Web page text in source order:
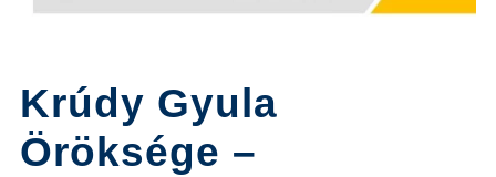
Krúdy Gyula
Öröksége –